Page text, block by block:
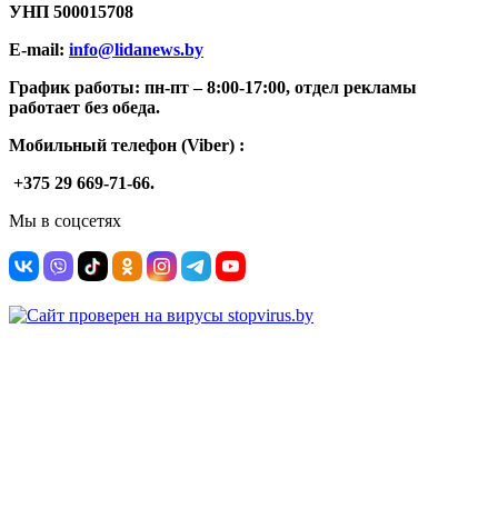
УНП 500015708
E-mail: info@lidanews.by
График работы: пн-пт –8:00-17:00, отдел рекламы
работает без обеда.
Мобильный телефон (Viber) :
+375 29 669-71-66.
Мы в соцсетях